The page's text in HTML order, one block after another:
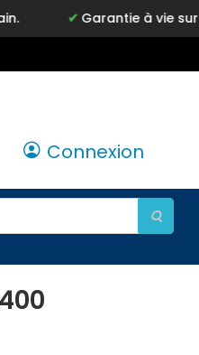
Garantie à vie sur
Connexion